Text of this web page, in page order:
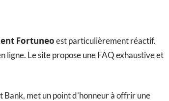
Fortuneoest particulièrement réactif.
ligne. Le site propose une FAQ exhaustive et
met un point d’honneur à offrir une